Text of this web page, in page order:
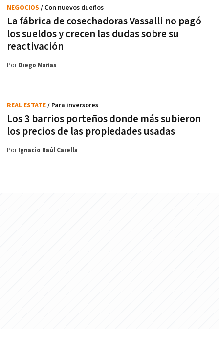
La fábrica de cosechadoras Vassalli no pagó
los sueldos y crecen las dudas sobre su
reactivación
NEGOCIOS / Con nuevos dueños
PorDiego Mañas
Los 3 barrios porteños donde más subieron
los precios de las propiedades usadas
REAL ESTATE/ Para inversores
PorIgnacio Raúl Carella